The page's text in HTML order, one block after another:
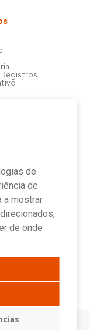
de
de
a mostrar
de onde
Registros
Técnicas e